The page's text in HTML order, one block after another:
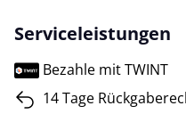
Serviceleistungen
Bezahle mit TWINT
14 Tage